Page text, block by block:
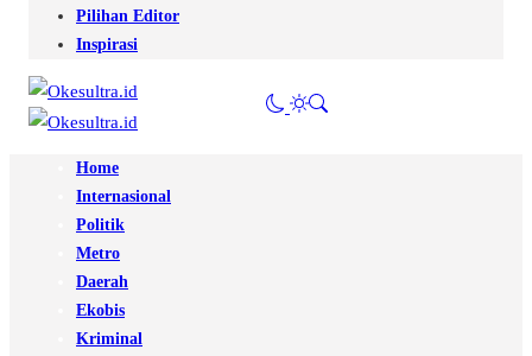
Pilihan Editor
Inspirasi
Home
Internasional
Politik
Metro
Daerah
Ekobis
Kriminal